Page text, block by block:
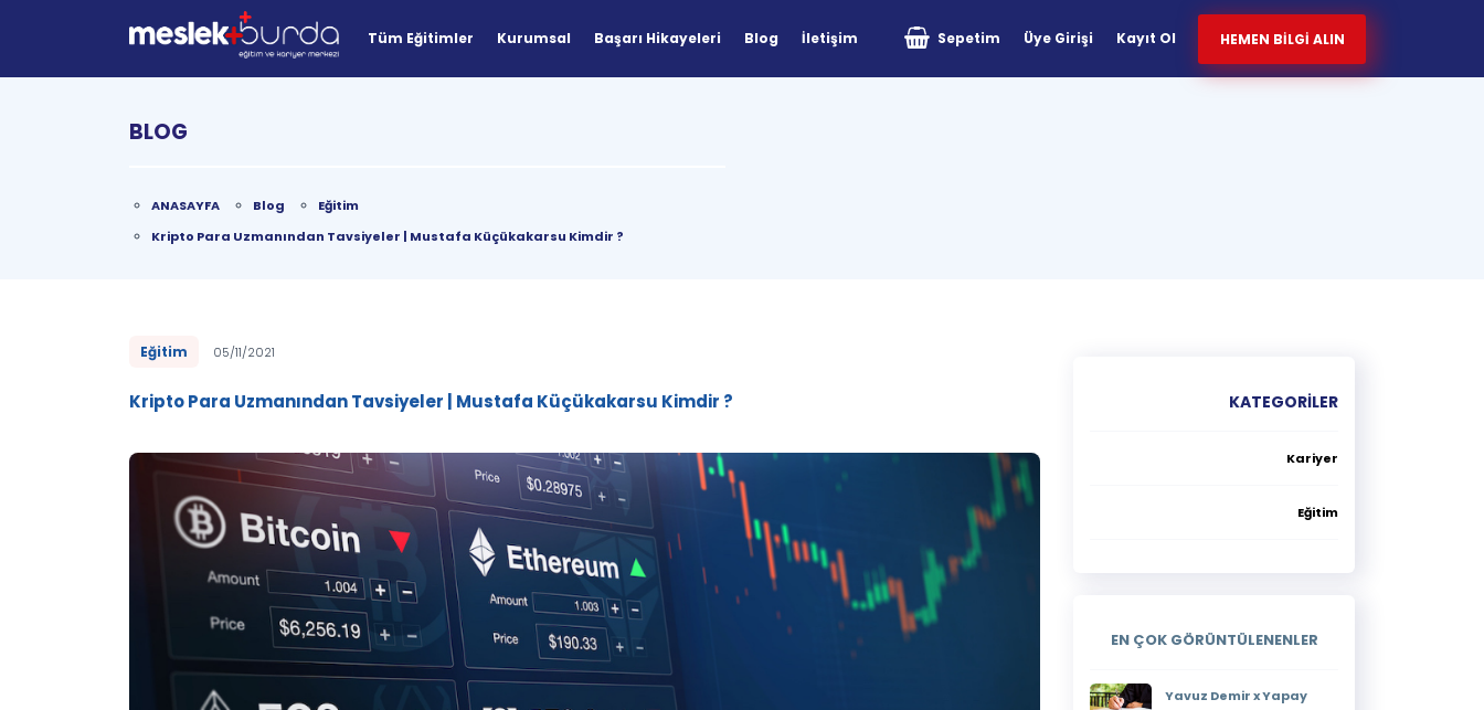
Tüm Eğitimler Kurumsal Başarı Hikayeleri Blog İletişim Sepetim Üye Girişi Kayıt Ol HEMEN BİLGİ ALIN
BLOG
ANASAYFA Blog
Eğitim
Kripto Para Uzmanından Tavsiyeler | Mustafa Küçükakarsu Kimdir ?
Eğitim 05/11/2021
Kripto Para Uzmanından Tavsiyeler | Mustafa Küçükakarsu Kimdir ? KATEGORİLER
Kariyer
Eğitim
EN ÇOK GÖRÜNTÜLENENLER
Yavuz Demir x Yapay